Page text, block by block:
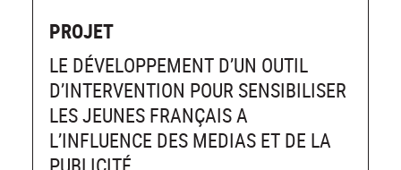
PROJET
LE DÉVELOPPEMENT D’UN OUTIL
D’INTERVENTION POUR SENSIBILISER
LES JEUNES FRANÇAIS A
L’INFLUENCE DES MEDIAS ET DE LA